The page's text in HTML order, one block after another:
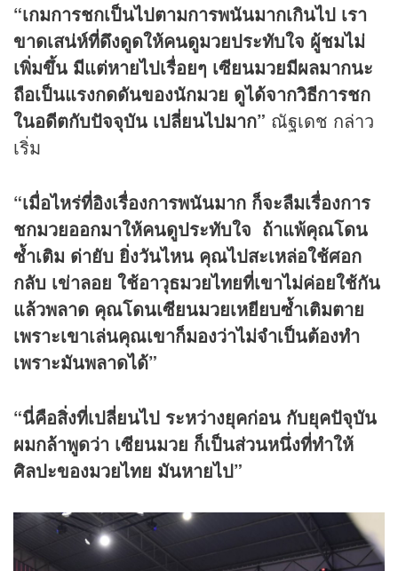
“เกมการชกเป็นไปตามการพนันมากเกินไป เรา
ขาดเสน่ห์ที่ดึงดูดให้คนดูมวยประทับใจ ผู้ชมไม่
เพิ่มขึ้น มีแต่หายไปเรื่อยๆ เซียนมวยมีผลมากนะ
ถือเป็นแรงกดดันของนักมวย ดูได้จากวิธีการชก
ในอดีตกับปัจจุบัน เปลี่ยนไปมาก” ณัฐเดช กล่าว
เริ่ม
“เมื่อไหร่ที่อิงเรื่องการพนันมาก ก็จะลืมเรื่องการ
ชกมวยออกมาให้คนดูประทับใจ ถ้าแพ้คุณโดน
ซ้ำเติม ด่ายับ ยิ่งวันไหน คุณไปสะเหล่อใช้ศอก
กลับ เข่าลอย ใช้อาวุธมวยไทยที่เขาไม่ค่อยใช้กัน
แล้วพลาด คุณโดนเซียนมวยเหยียบซ้ำเติมตาย
เพราะเขาเล่นคุณเขาก็มองว่าไม่จำเป็นต้องทำ
เพราะมันพลาดได้”
“นี่คือสิ่งที่เปลี่ยนไป ระหว่างยุคก่อน กับยุคปัจุบัน
ผมกล้าพูดว่า เซียนมวย ก็เป็นส่วนหนึ่งที่ทำให้
ศิลปะของมวยไทย มันหายไป”